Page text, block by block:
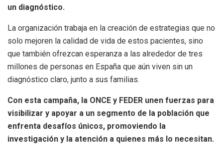
un diagnóstico.
La organización trabaja en la creación de estrategias que no
solo mejoren la calidad de vida de estos pacientes, sino
que también ofrezcan esperanza a las alrededor de tres
millones de personas en España que aún viven sin un
diagnóstico claro, junto a sus familias.
Con esta campaña, la ONCE y FEDER unen fuerzas para
visibilizar y apoyar a un segmento de la población que
enfrenta desafíos únicos, promoviendo la
investigación y la atención a quienes más lo necesitan.